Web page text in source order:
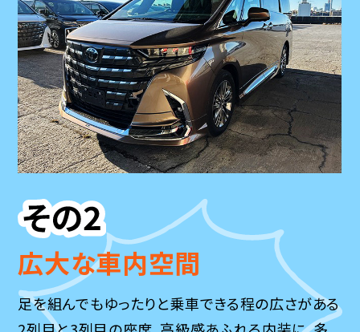
広大な車内空間
足を組んでもゆったりと乗車できる程の広さがある